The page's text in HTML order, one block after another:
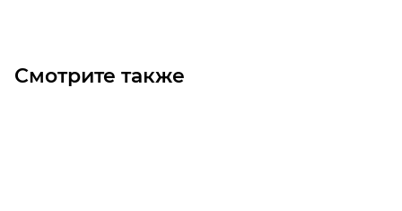
Смотрите также